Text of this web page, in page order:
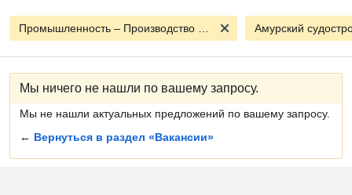
Амурский
Мы ничего не нашли по вашему запросу.
Мы не нашли актуальных предложений по вашему запросу.
← Вернуться в раздел «Вакансии»